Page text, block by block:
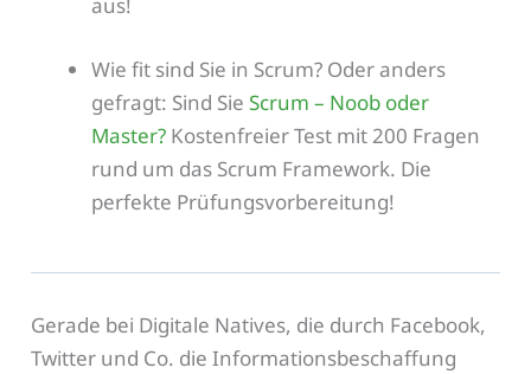
aus!
Wie fit sind Sie in Scrum? Oder anders
gefragt: Sind Sie Scrum – Noob oder
Master? Kostenfreier Test mit 200 Fragen
rund um das Scrum Framework. Die
perfekte Prüfungsvorbereitung!
Gerade bei Digitale Natives, die durch Facebook,
Twitter und Co. die Informationsbeschaffung